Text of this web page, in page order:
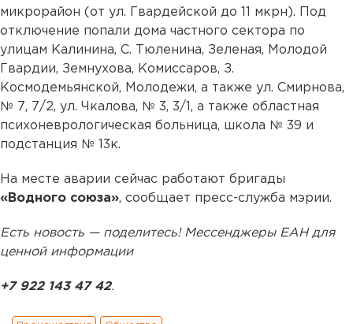
микрорайон (от ул. Гвардейской до 11 мкрн). Под
отключение попали дома частного сектора по
улицам Калинина, С. Тюленина, Зеленая, Молодой
Гвардии, Земнухова, Комиссаров, З.
Космодемьянской, Молодежи, а также ул. Смирнова,
№ 7, 7/2, ул. Чкалова, № 3, 3/1, а также областная
психоневрологическая больница, школа № 39 и
подстанция № 13к.
На месте аварии сейчас работают бригады
«Водного союза», сообщает пресс-служба мэрии.
Есть новость — поделитесь! Мессенджеры ЕАН для
ценной информации
+7 922 143 47 42.